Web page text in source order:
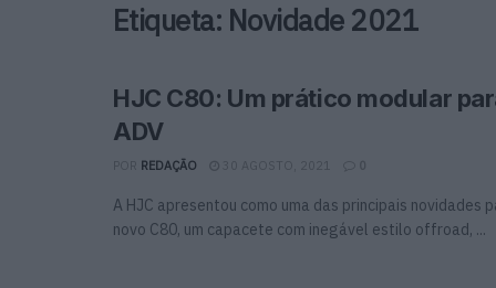
Etiqueta: Novidade 2021
HJC C80: Um prático modular
ADV
REDAÇÃO 30 AGOSTO, 2021 0
A HJC apresentou como uma das principais novidades
novo C80, um capacete com inegável estilo offroad, ...